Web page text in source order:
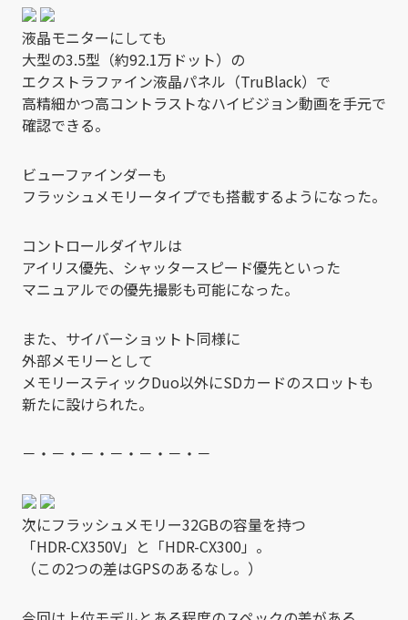
液晶モニターにしても
大型の3.5型（約92.1万ドット）の
エクストラファイン液晶パネル（TruBlack）で
高精細かつ高コントラストなハイビジョン動画を手元で
確認できる。
ビューファインダーも
フラッシュメモリータイプでも搭載するようになった。
コントロールダイヤルは
アイリス優先、シャッタースピード優先といった
マニュアルでの優先撮影も可能になった。
また、サイバーショットト同様に
外部メモリーとして
メモリースティックDuo以外にSDカードのスロットも
新たに設けられた。
－・－・－・－・－・－・－
次にフラッシュメモリー32GBの容量を持つ
「HDR-CX350V」と「HDR-CX300」。
（この2つの差はGPSのあるなし。）